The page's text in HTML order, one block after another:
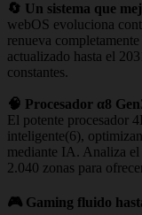
🔄 Un sistema que
webOS evoluciona
renueva
actualizado hasta el
constantes.
🧠 Procesador α8
El potente procesador
inteligente(6),
mediante IA. Analiza
2.040 zonas para
🎮 Gaming fluido